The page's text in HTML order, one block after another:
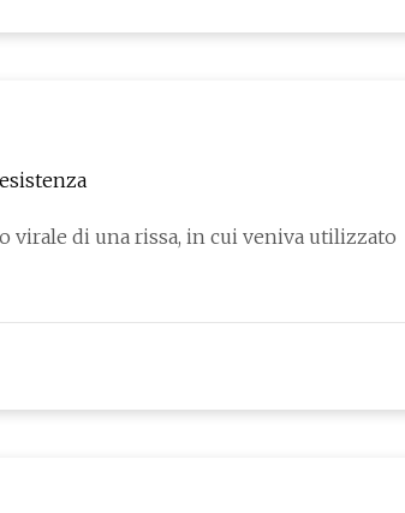
virale di una rissa, in cui veniva utilizzato